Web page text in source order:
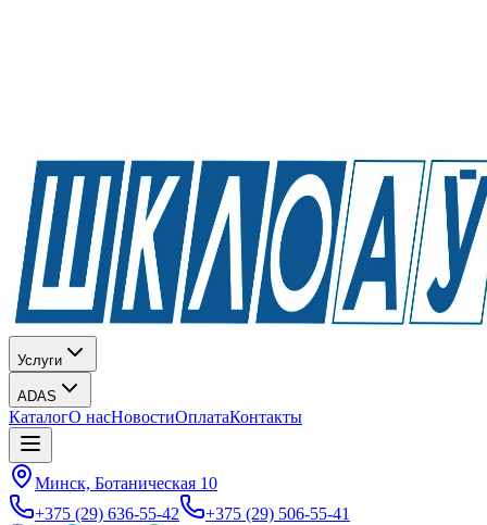
Услуги
ADAS
КаталогО насНовостиОплатаКонтакты
Минск, Ботаническая 10
+375 (29) 636-55-42
+375 (29) 506-55-41